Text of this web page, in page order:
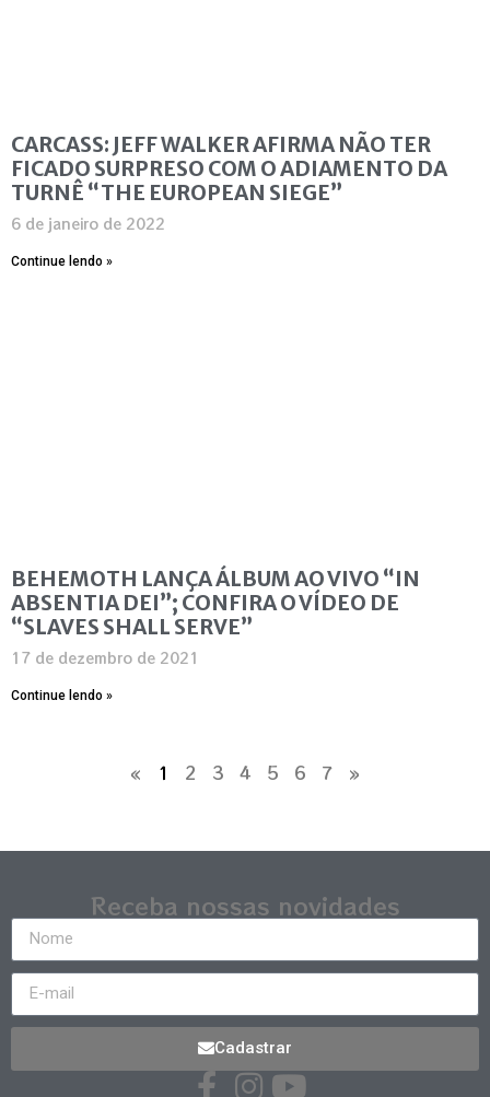
CARCASS: JEFF WALKER AFIRMA NÃO TER
FICADO SURPRESO COM O ADIAMENTO DA
TURNÊ “THE EUROPEAN SIEGE”
6 de janeiro de 2022
Continue lendo »
BEHEMOTH LANÇA ÁLBUM AO VIVO “IN
ABSENTIA DEI”; CONFIRA O VÍDEO DE
“SLAVES SHALL SERVE”
17 de dezembro de 2021
Continue lendo »
« 1 2 3 4 5 6 7 »
Receba nossas novidades
Cadastrar